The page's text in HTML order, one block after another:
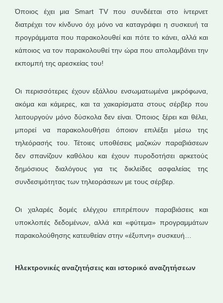
Όποιος έχει μια Smart TV που συνδέεται στο ίντερνετ
διατρέχει τον κίνδυνο όχι μόνο να καταγράφει η συσκευή τα
προγράμματα που παρακολουθεί και πότε το κάνει, αλλά και
κάποιος να τον παρακολουθεί την ώρα που απολαμβάνει την
εκπομπή της αρεσκείας του!
Οι περισσότερες έχουν εξάλλου ενσωματωμένα μικρόφωνα,
ακόμα και κάμερες, και τα χακαρίσματα στους σέρβερ που
λειτουργούν μόνο δύσκολα δεν είναι. Όποιος ξέρει και θέλει,
μπορεί να παρακολουθήσει όποιον επιλέξει μέσω της
τηλεόρασής του. Τέτοιες υποθέσεις μαζικών παραβιάσεων
δεν σπανίζουν καθόλου και έχουν πυροδοτήσει αρκετούς
δημόσιους διαλόγους για τις δικλείδες ασφαλείας της
συνδεσιμότητας των τηλεοράσεων με τους σέρβερ.
Οι χαλαρές δομές ελέγχου επιτρέπουν παραβιάσεις και
υποκλοπές δεδομένων, αλλά και «φύτεμα» προγραμμάτων
παρακολούθησης κατευθείαν στην «έξυπνη» συσκευή…
Ηλεκτρονικές αναζητήσεις και ιστορικό αναζητήσεων